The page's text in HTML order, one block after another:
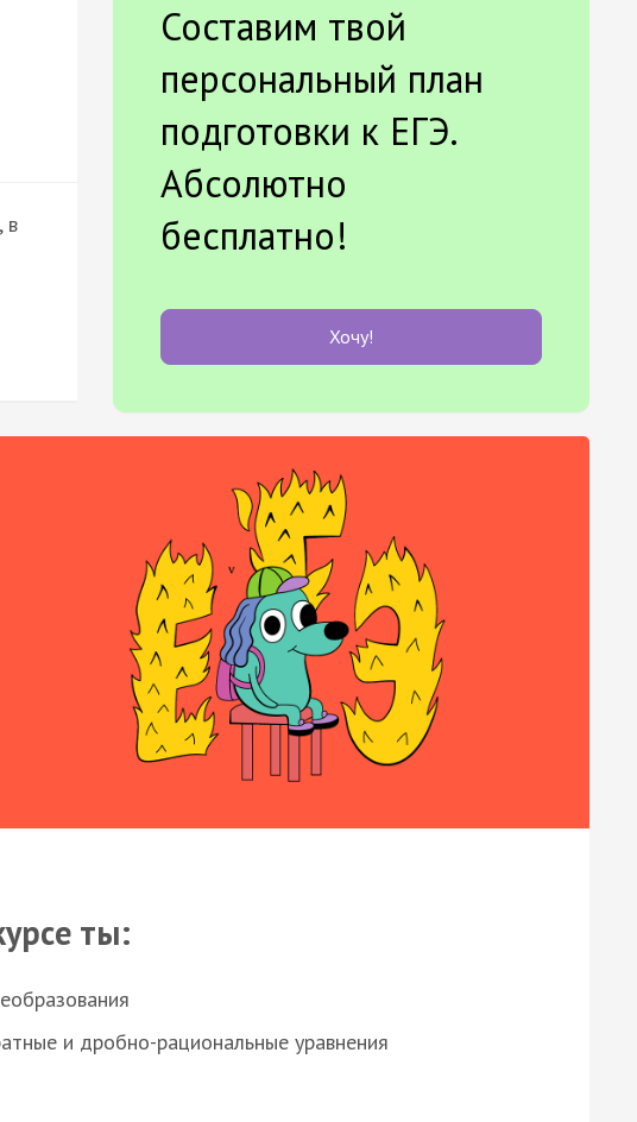
в
Составим твой
персональный план
подготовки к ЕГЭ.
Абсолютно
бесплатно!
Хочу!
ты:
и дробно-рациональные уравнения